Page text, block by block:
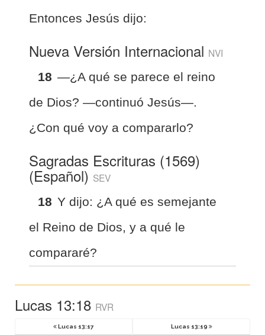
Entonces Jesús dijo:
Nueva Versión Internacional NVI
18 —¿A qué se parece el reino
de Dios? —continuó Jesús—.
¿Con qué voy a compararlo?
Sagradas Escrituras (1569)
(Español) SEV
18 Y dijo: ¿A qué es semejante
el Reino de Dios, y a qué le
compararé?
Lucas 13:18 RVR
Lucas 13:17 Lucas 13:19